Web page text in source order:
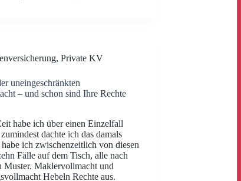
,Private KV
uneingeschränkten
– und schon sind Ihre Rechte
habe ich über einen Einzelfall
dachte ich das damals
ich zwischenzeitlich von diesen
Fälle auf dem Tisch, alle nach
Muster. Maklervollmacht und
Hebeln Rechte aus.